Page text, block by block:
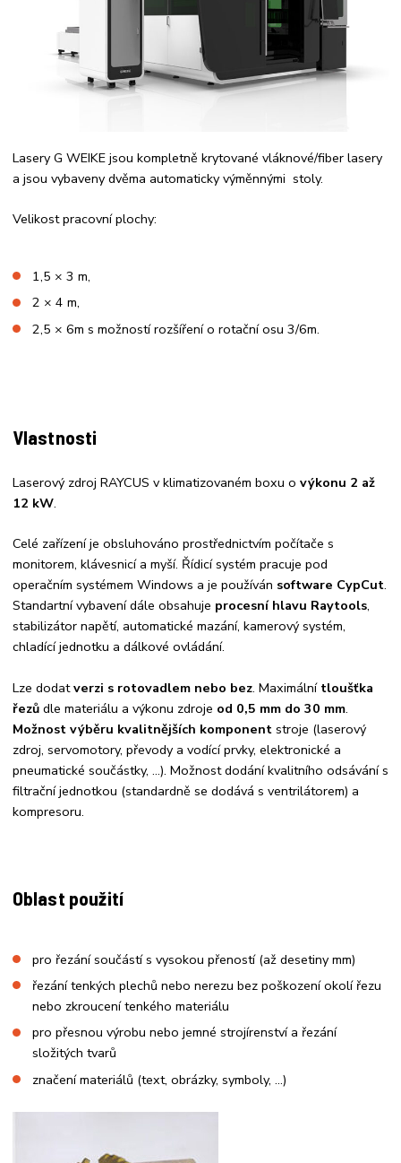
Lasery G WEIKE jsou kompletně krytované vláknové/fiber lasery
a jsou vybaveny dvěma automaticky výměnnými stoly.
Velikost pracovní plochy:
1,5 × 3 m,
2 × 4 m,
2,5 × 6m s možností rozšíření o rotační osu 3/6m.
Vlastnosti
Laserový zdroj RAYCUS v klimatizovaném boxu o výkonu 2 až
12 kW.
Celé zařízení je obsluhováno prostřednictvím počítače s
monitorem, klávesnicí a myší. Řídicí systém pracuje pod
operačním systémem Windows a je používán software CypCut.
Standartní vybavení dále obsahuje procesní hlavu Raytools,
stabilizátor napětí, automatické mazání, kamerový systém,
chladící jednotku a dálkové ovládání.
Lze dodatverzi s rotovadlem nebo bez. Maximální tloušťka
řezůdle materiálu a výkonu zdroje od 0,5 mm do 30 mm.
Možnost výběru kvalitnějších komponentstroje (laserový
zdroj, servomotory, převody a vodící prvky, elektronické a
pneumatické součástky, …). Možnost dodání kvalitního odsávání s
filtrační jednotkou (standardně se dodává s ventrilátorem) a
kompresoru.
Oblast použití
pro řezání součástí s vysokou přeností (až desetiny mm)
řezání tenkých plechů nebo nerezu bez poškození okolí řezu
nebo zkroucení tenkého materiálu
pro přesnou výrobu nebo jemné strojírenství a řezání
složitých tvarů
značení materiálů (text, obrázky, symboly, …)